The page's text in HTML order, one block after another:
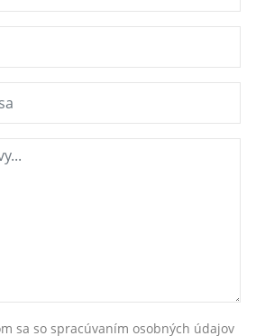
sa so spracúvaním osobných údajov